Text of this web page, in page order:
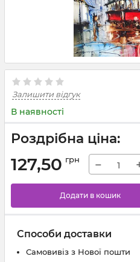
Залишити відгук
В наявності
Роздрібна ціна:
127,50 грн −
Додати в кошик
Способи доставки
Самовивіз з Нової пошти